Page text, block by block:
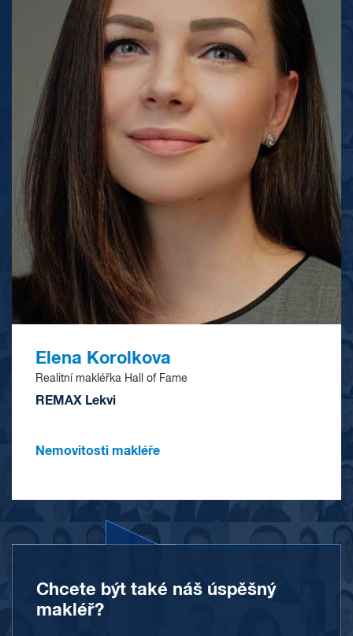
Elena Korolkova
Realitní makléřka Hall of Fame
REMAX Lekvi
Nemovitosti makléře
Chcete být také náš úspěšný
makléř?